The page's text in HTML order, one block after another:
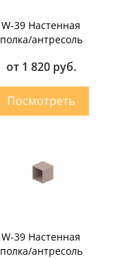
W-39 Настенная
полка/антресоль
от 1 820 руб.
W-39 Настенная
полка/антресоль